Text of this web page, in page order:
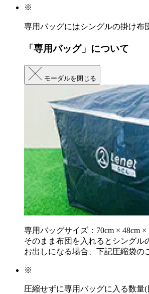
※
専用バッグにはシングルの掛け布
「専用バッグ」について
モーダルを閉じる
専用バッグサイズ：70cm × 48cm ×
そのまま布団を入れるとシングル
お出しになる場合、下記圧縮袋の
※
圧縮せずに専用バッグに入る数量